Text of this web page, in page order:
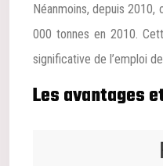
Néanmoins, depuis
000 tonnes en 2010.
significative de l’emploi
Les avantages